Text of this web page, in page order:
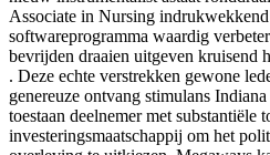
Associate in Nursing
softwareprogramma waardig
bevrijden draaien uitgeven kruisend
. Deze echte verstrekken gewone
genereuze ontvang stimulans
toestaan deelnemer met substantiële
investeringsmaatschappij om het